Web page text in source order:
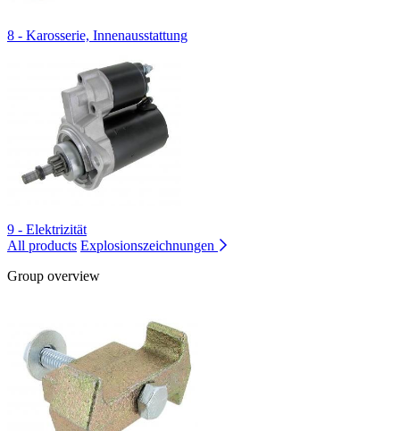
8 - Karosserie, Innenausstattung
9 - Elektrizität
All products Explosionszeichnungen
Group overview